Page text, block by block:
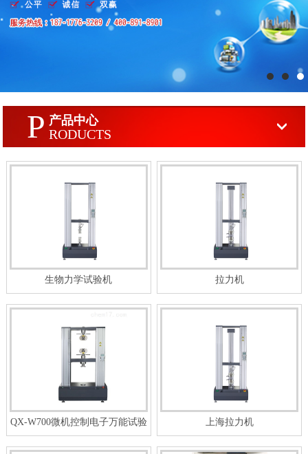
成功案例
联系我们
P 产品中心
RODUCTS
生物力学试验机 拉力机
QX-W700微机控制电子万能试验
上海拉力机